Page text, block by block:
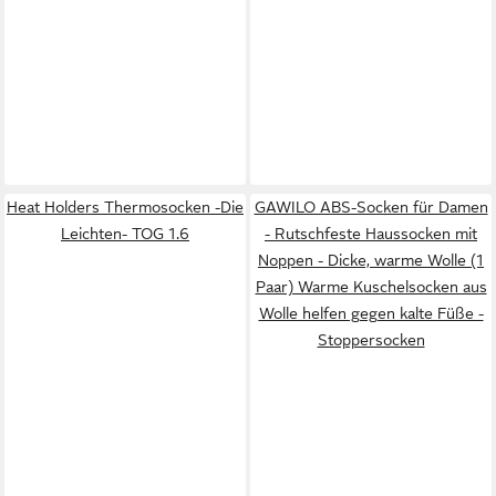
Heat Holders Thermosocken -Die
Leichten- TOG 1.6
GAWILO ABS-Socken für Damen
- Rutschfeste Haussocken mit
Noppen - Dicke, warme Wolle (1
Paar) Warme Kuschelsocken aus
Wolle helfen gegen kalte Füße -
Stoppersocken